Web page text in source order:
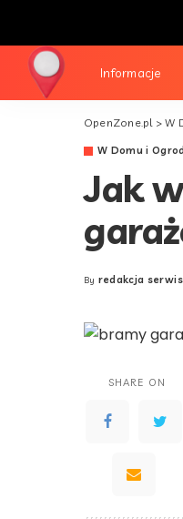
Informacje
OpenZone.pl>W
W Domu i
Jak
Posted
By redakcja
SHARE ON